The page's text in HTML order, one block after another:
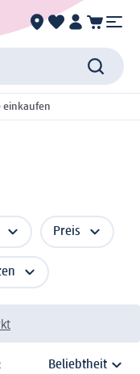
einkaufen
Preis